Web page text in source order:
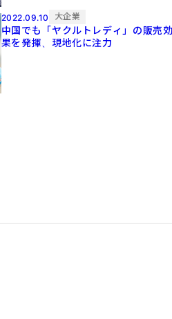
2022.09.10 大企業
中国でも「ヤクルトレディ」の販売
果を発揮、現地化に注力